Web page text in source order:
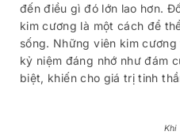
đến điều gì đó lớn lao hơn.
kim cương là một cách để
sống. Những viên kim
kỷ niệm đáng nhớ như đám
biệt, khiến cho giá trị tinh
Khi